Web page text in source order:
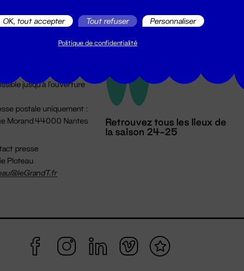
jusqu'à l'ouverture
postale uniquement :
Morand 44000 Nantes
presse
Ploteau
Retrouvez tous les lieux de
la saison 24-25
OK, tout accepter Tout refuser Personnaliser
Politique de confidentialité